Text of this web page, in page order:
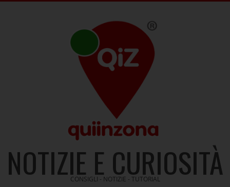
NOTIZIE E CURIOSITÀ
CONSIGLI - NOTIZIE - TUTORIAL